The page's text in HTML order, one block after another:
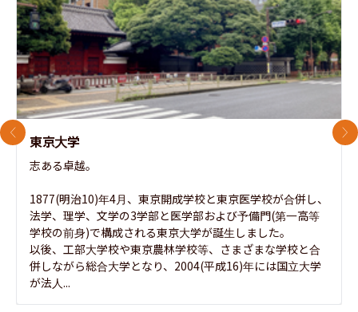
東京大学
志ある卓越。
1877(明治10)年4月、東京開成学校と東京医学校が合併し、
法学、理学、文学の3学部と医学部および予備門(第一高等
学校の前身)で構成される東京大学が誕生しました。
以後、工部大学校や東京農林学校等、さまざまな学校と合
併しながら総合大学となり、2004(平成16)年には国立大学
が法人...
前のスライド 次